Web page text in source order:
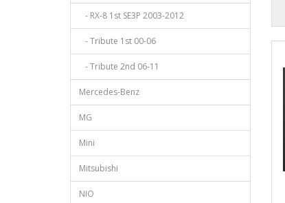
- RX-8 1st SE3P 2003-2012
- Tribute 1st 00-06
- Tribute 2nd 06-11
Mercedes-Benz
MG
Mini
Mitsubishi
NIO